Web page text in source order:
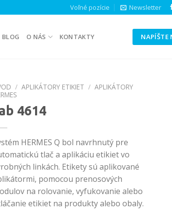
Voľné pozície Newsletter
BLOG O NÁS KONTAKTY NAPÍŠTE
/ APLIKÁTORY ETIKIET / APLIKÁTORY
4614
HERMES Q bol navrhnutý pre
tlač a aplikáciu etikiet vo
linkách. Etikety sú aplikované
pomocou prenosových
na rolovanie, vyfukovanie alebo
etikiet na produkty alebo obaly.